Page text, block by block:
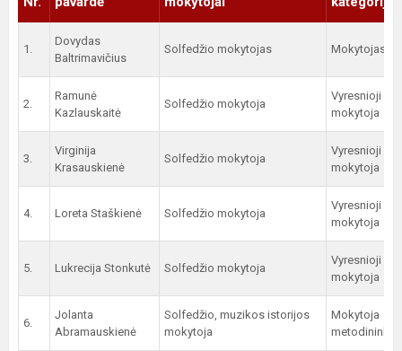
1.
Dovydas
Baltrimavičius
Solfedžio mokytojas Mokytojas
2.
Ramunė
Kazlauskaitė
Solfedžio mokytoja
Vyresnioji
mokytoja
3.
Virginija
Krasauskienė
Solfedžio mokytoja
Vyresnioji
mokytoja
4. Loreta Staškienė Solfedžio mokytoja
Vyresnioji
mokytoja
5. Lukrecija Stonkutė Solfedžio mokytoja
Vyresnioji
mokytoja
6.
Jolanta
Abramauskienė
Solfedžio, muzikos istorijos
mokytoja
Mokytoja
metodininkė